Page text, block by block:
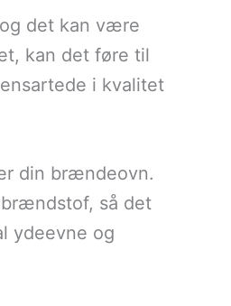
det kan være
kan det føre til
i kvalitet
din brændeovn.
så det
ydeevne og